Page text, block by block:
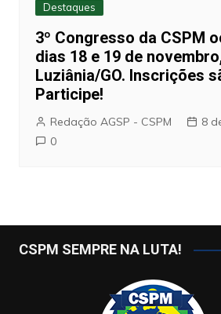
Destaques
3º Congresso da CSPM
dias 18 e 19 de
Luziânia/GO. Inscrições
Participe!
Redação AGSP - CSPM
8
0
CSPM SEMPRE NA LUTA!